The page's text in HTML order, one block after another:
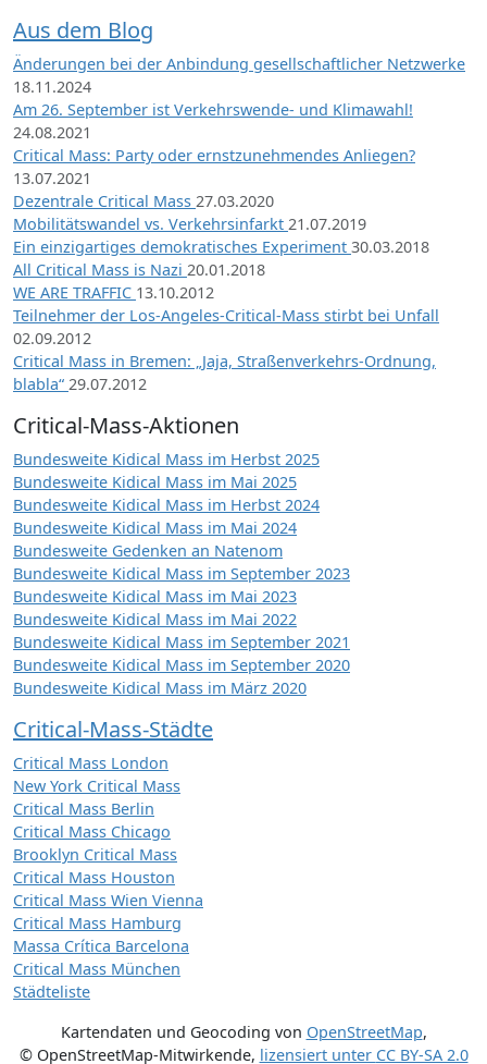
Aus dem Blog
Änderungen bei der Anbindung gesellschaftlicher Netzwerke
18.11.2024
Am 26. September ist Verkehrswende- und Klimawahl!
24.08.2021
Critical Mass: Party oder ernstzunehmendes Anliegen?
13.07.2021
Dezentrale Critical Mass 27.03.2020
Mobilitätswandel vs. Verkehrsinfarkt 21.07.2019
Ein einzigartiges demokratisches Experiment 30.03.2018
All Critical Mass is Nazi 20.01.2018
WE ARE TRAFFIC 13.10.2012
Teilnehmer der Los-Angeles-Critical-Mass stirbt bei Unfall
02.09.2012
Critical Mass in Bremen: „Jaja, Straßenverkehrs-Ordnung,
blabla“ 29.07.2012
Critical-Mass-Aktionen
Bundesweite Kidical Mass im Herbst 2025
Bundesweite Kidical Mass im Mai 2025
Bundesweite Kidical Mass im Herbst 2024
Bundesweite Kidical Mass im Mai 2024
Bundesweite Gedenken an Natenom
Bundesweite Kidical Mass im September 2023
Bundesweite Kidical Mass im Mai 2023
Bundesweite Kidical Mass im Mai 2022
Bundesweite Kidical Mass im September 2021
Bundesweite Kidical Mass im September 2020
Bundesweite Kidical Mass im März 2020
Critical-Mass-Städte
Critical Mass London
New York Critical Mass
Critical Mass Berlin
Critical Mass Chicago
Brooklyn Critical Mass
Critical Mass Houston
Critical Mass Wien Vienna
Critical Mass Hamburg
Massa Crítica Barcelona
Critical Mass München
Städteliste
Kartendaten und Geocoding von OpenStreetMap,
© OpenStreetMap-Mitwirkende, lizensiert unter CC BY-SA 2.0